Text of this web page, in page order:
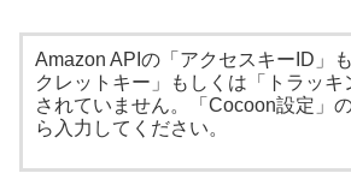
Amazon APIの「アクセスキーID」
クレットキー」もしくは「トラッキ
されていません。「Cocoon設定」
ら入力してください。